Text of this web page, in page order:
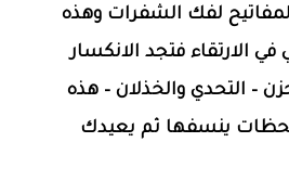
لفك الشفرات وهذه
الارتقاء فتجد الانكسار
– التحدي والخذلان – هذه
ينسفها ثم يعيدك